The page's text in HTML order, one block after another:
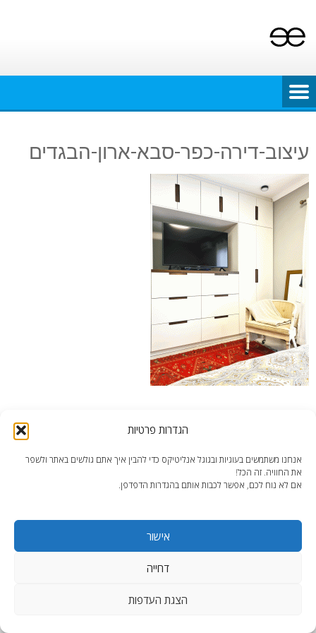
הגדרות פרטיות
אנחנו משתמשים בעוגיות ובגוגל אנליטיקס כדי להבין איך אתם גולשים באתר ולשפר
את החוויה. זה הכל!
אם לא נוח לכם, אפשר לכבות אותם בהגדרות הדפדפן.
אישור
דחייה
הצגת העדפות
content
עיצוב-דירה-כפר-סבא-ארון-הבגדים
WordPress Theme: AccessPress Lite